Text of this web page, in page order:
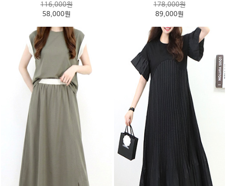
116,000원
58,000원
178,000원
89,000원